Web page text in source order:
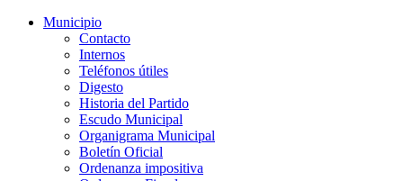
Municipio
Contacto
Internos
Teléfonos útiles
Digesto
Historia del Partido
Escudo Municipal
Organigrama Municipal
Boletín Oficial
Ordenanza impositiva